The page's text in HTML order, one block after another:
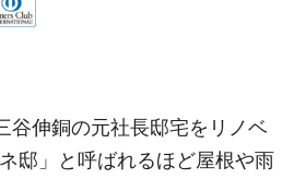
谷伸銅の元社長邸宅をリノベ
邸」と呼ばれるほど屋根や雨